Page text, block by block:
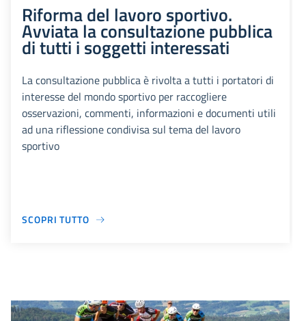
Riforma del lavoro sportivo.
Avviata la consultazione pubblica
di tutti i soggetti interessati
La consultazione pubblica è rivolta a tutti i portatori di
interesse del mondo sportivo per raccogliere
osservazioni, commenti, informazioni e documenti utili
ad una riflessione condivisa sul tema del lavoro
sportivo
SCOPRI TUTTO